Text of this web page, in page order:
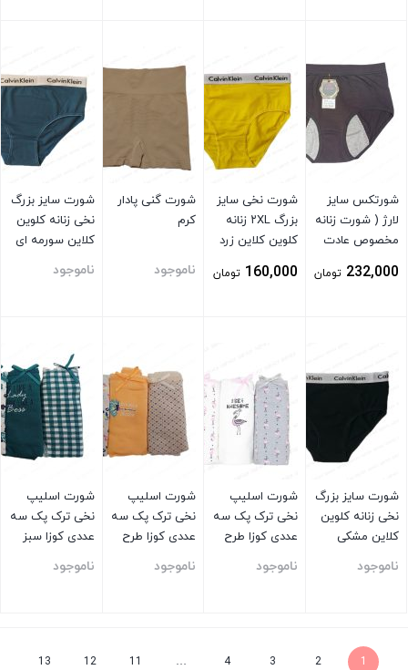
شورتکس سایز
لارژ ( شورت زنانه
مخصوص عادت
تیره
232,000 تومان
شورت نخی سایز
بزرگ ۲XL زنانه
کلوین کلاین زرد
160,000 تومان
شورت گنی پادار
کرم
ناموجود
شورت سایز بزرگ
نخی زنانه کلوین
کلاین سورمه ای
ناموجود
شورت سایز بزرگ
نخی زنانه کلوین
کلاین مشکی
ناموجود
شورت اسلیپ
نخی ترک پک سه
عددی کوزا طرح
ناموجود
شورت اسلیپ
نخی ترک پک سه
عددی کوزا طرح
ناموجود
شورت اسلیپ
نخی ترک پک سه
عددی کوزا سبز
ناموجود
1
2
3
4
…
11
12
13